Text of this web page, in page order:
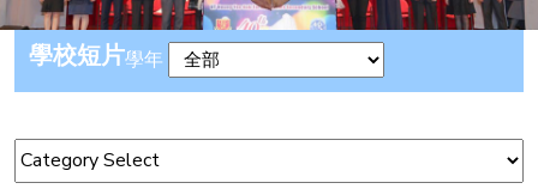
學校短片學年